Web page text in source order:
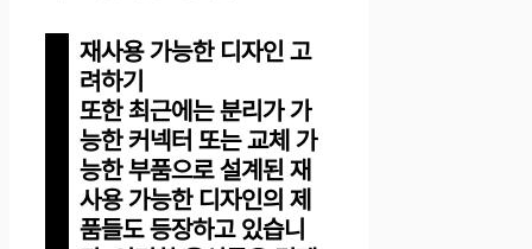
재사용 가능한 디자인 고
려하기
또한 최근에는 분리가 가
능한 커넥터 또는 교체 가
능한 부품으로 설계된 재
사용 가능한 디자인의 제
품들도 등장하고 있습니